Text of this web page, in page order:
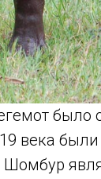
было
века
Шомбур